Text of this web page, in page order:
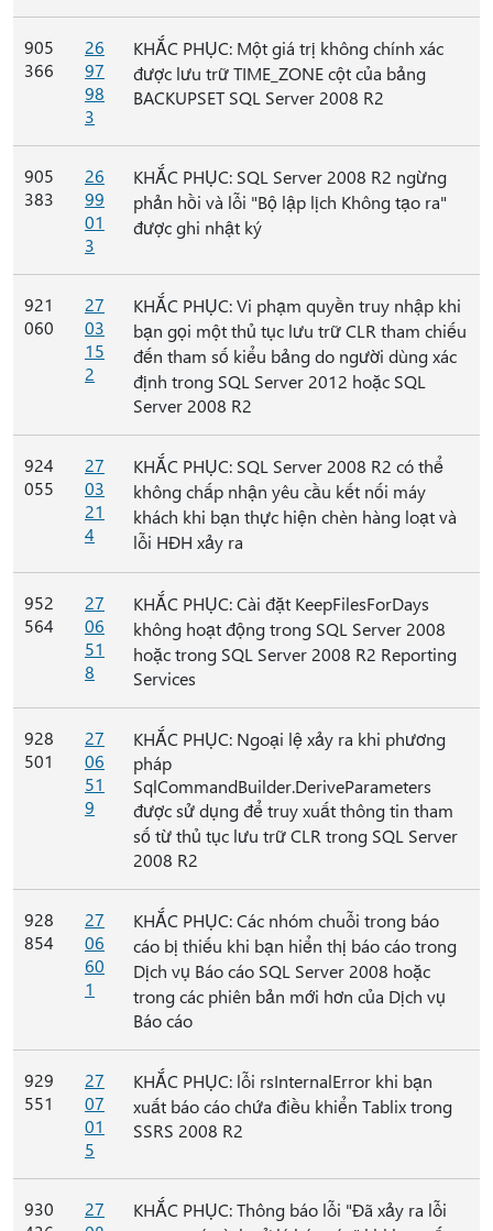
905
366
26
97
98
3
KHẮC PHỤC: Một giá trị không chính xác
được lưu trữ TIME_ZONE cột của bảng
BACKUPSET SQL Server 2008 R2
905
383
26
99
01
3
KHẮC PHỤC: SQL Server 2008 R2 ngừng
phản hồi và lỗi "Bộ lập lịch Không tạo ra"
được ghi nhật ký
921
060
27
03
15
2
KHẮC PHỤC: Vi phạm quyền truy nhập khi
bạn gọi một thủ tục lưu trữ CLR tham chiếu
đến tham số kiểu bảng do người dùng xác
định trong SQL Server 2012 hoặc SQL
Server 2008 R2
924
055
27
03
21
4
KHẮC PHỤC: SQL Server 2008 R2 có thể
không chấp nhận yêu cầu kết nối máy
khách khi bạn thực hiện chèn hàng loạt và
lỗi HĐH xảy ra
952
564
27
06
51
8
KHẮC PHỤC: Cài đặt KeepFilesForDays
không hoạt động trong SQL Server 2008
hoặc trong SQL Server 2008 R2 Reporting
Services
928
501
27
06
51
9
KHẮC PHỤC: Ngoại lệ xảy ra khi phương
pháp
SqlCommandBuilder.DeriveParameters
được sử dụng để truy xuất thông tin tham
số từ thủ tục lưu trữ CLR trong SQL Server
2008 R2
928
854
27
06
60
1
KHẮC PHỤC: Các nhóm chuỗi trong báo
cáo bị thiếu khi bạn hiển thị báo cáo trong
Dịch vụ Báo cáo SQL Server 2008 hoặc
trong các phiên bản mới hơn của Dịch vụ
Báo cáo
929
551
27
07
01
5
KHẮC PHỤC: lỗi rsInternalError khi bạn
xuất báo cáo chứa điều khiển Tablix trong
SSRS 2008 R2
930
27
KHẮC PHỤC: Thông báo lỗi "Đã xảy ra lỗi